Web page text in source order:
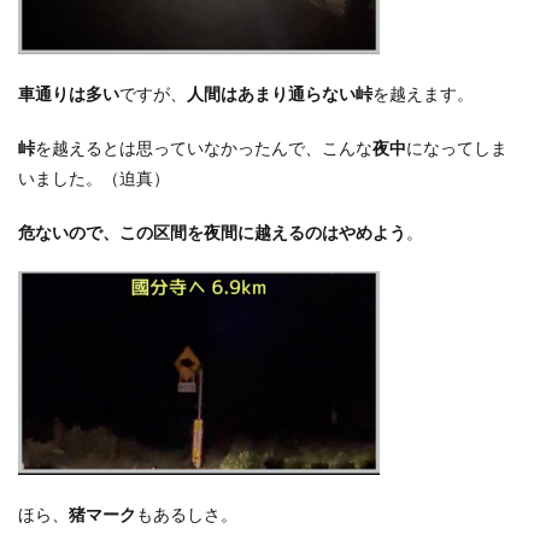
車通りは多いですが、 人間はあまり通らない峠を越えます。
峠を越えるとは思っていなかったんで、こんな夜中になってしま
いました。
（迫真）
危ないので、この区間を夜間に越えるのはやめよう 。
ほら、 猪マーク もあるしさ。